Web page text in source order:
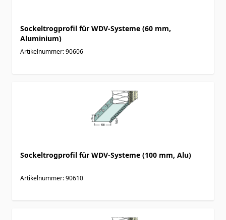
Sockeltrogprofil für WDV-Systeme (60 mm,
Aluminium)
Artikelnummer: 90606
Sockeltrogprofil für WDV-Systeme (100 mm, Alu)
Artikelnummer: 90610